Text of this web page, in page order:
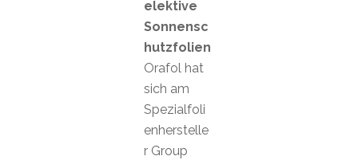
elektive
Sonnensc
hutzfolien
Orafol hat
sich am
Spezialfoli
enherstelle
r Group